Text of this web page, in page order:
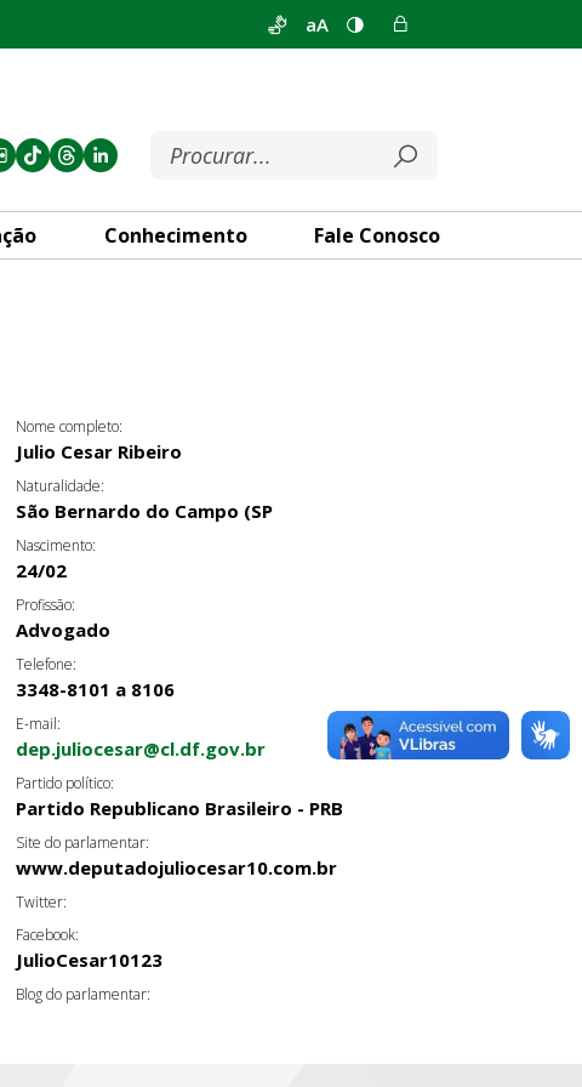
aA
Conhecimento Fale Conosco
Nome completo:
Julio Cesar Ribeiro
Naturalidade:
São Bernardo do Campo (SP
Nascimento:
24/02
Profissão:
Advogado
Telefone:
3348-8101 a 8106
E-mail:
dep.juliocesar@cl.df.gov.br
Partido político:
Partido Republicano Brasileiro - PRB
Site do parlamentar:
www.deputadojuliocesar10.com.br
Twitter:
Facebook:
JulioCesar10123
Blog do parlamentar: